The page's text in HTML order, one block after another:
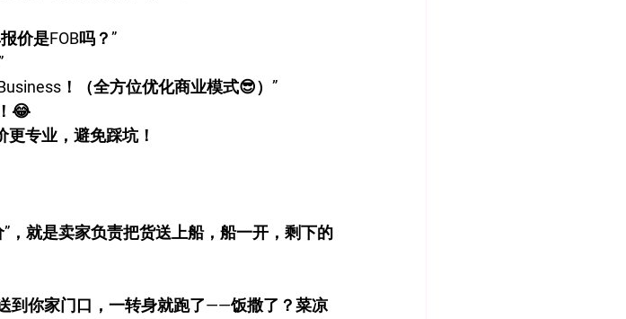
价是FOB吗？”
！（全方位优化商业模式😎）”
😂
专业，避免踩坑！
，就是卖家负责把货送上船，船一开，剩下的
到你家门口，一转身就跑了——饭撒了？菜凉